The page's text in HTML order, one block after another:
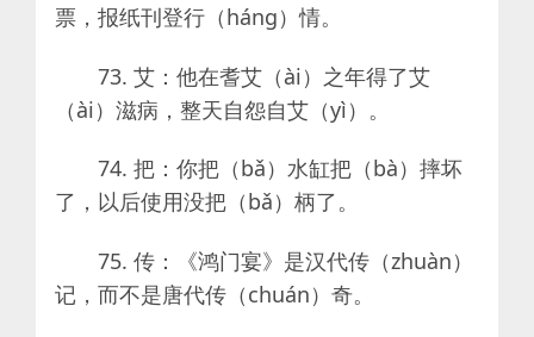
票，报纸刊登行（háng）情。
73. 艾：他在耆艾（ài）之年得了艾
（ài）滋病，整天自怨自艾（yì）。
74. 把：你把（bǎ）水缸把（bà）摔坏
了，以后使用没把（bǎ）柄了。
75. 传：《鸿门宴》是汉代传（zhuàn）
记，而不是唐代传（chuán）奇。